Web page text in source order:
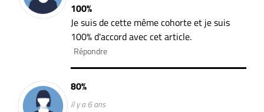
100%
Je suis de cette même cohorte et je suis
100% d'accord avec cet article.
Répondre
80%
il y a 6 ans